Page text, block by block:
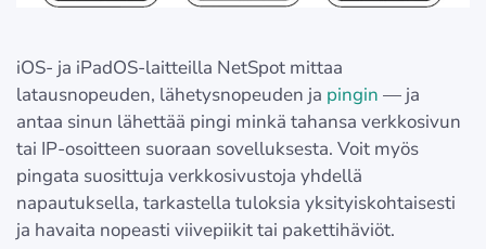
iOS- ja iPadOS-laitteilla NetSpot mittaa
latausnopeuden, lähetysnopeuden ja pingin — ja
antaa sinun lähettää pingi minkä tahansa verkkosivun
tai IP-osoitteen suoraan sovelluksesta. Voit myös
pingata suosittuja verkkosivustoja yhdellä
napautuksella, tarkastella tuloksia yksityiskohtaisesti
ja havaita nopeasti viivepiikit tai pakettihäviöt.